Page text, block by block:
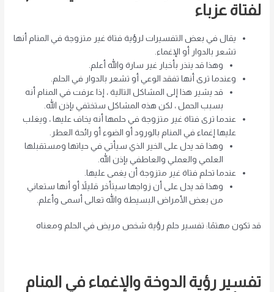
لفتاة عزباء
يقال في بعض التفسيرات لرؤية فتاة غير متزوجة في المنام أنها
تشعر بالدوار أو الإغماء.
وهذا قد ينذر بأخبار غير سارة والله أعلم.
وعندما ترى أنها تفقد الوعي أو تشعر بالدوار في الحلم.
قد يشير هذا إلى المشاكل التالية ، إذا عرفت في المنام أنه
بسبب الحمل ، لكن هذه المشاكل ستختفي بإذن الله.
عندما ترى فتاة غير متزوجة في حلمها أنه يخاف عليها ، ويغلب
عليها إغماء في المنام بالورود أو الضوء أو رائحة العطر.
وهذا قد يدل على الخير الذي سيأتي في حياتها ومستقبلها
العلمي والعملي والعاطفي بإذن الله.
عندما تحلم فتاة غير متزوجة أن يغمى عليها.
وهذا قد يدل على أن زواجها سيتأخر قليلاً أو أنها ستعاني
من بعض الأمراض البسيطة والله تعالى أسمى وأعلم.
قد تكون مهتمًا: تفسير حلم رؤية شخص مريض في الحلم ومعناه
تفسير رؤية الدوخة والإغماء في المنام